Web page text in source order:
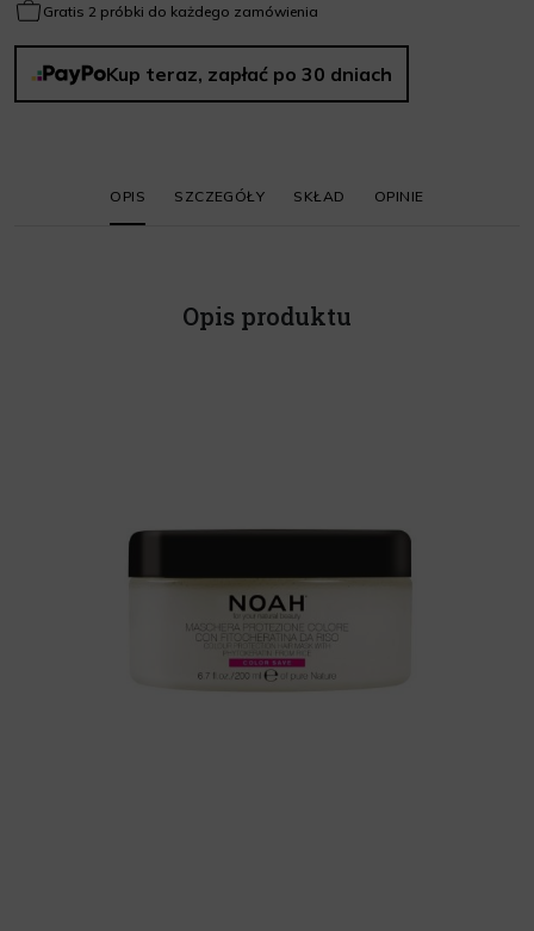
Gratis 2 próbki do każdego zamówienia
Kup teraz, zapłać po 30 dniach
OPIS SZCZEGÓŁY SKŁAD OPINIE
Opis produktu